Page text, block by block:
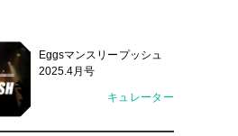
Eggsマンスリープッシュ
2025.4月号
キュレーター